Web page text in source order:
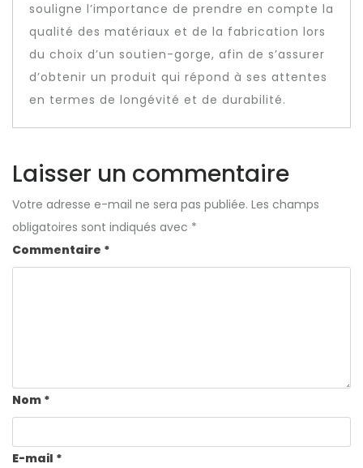
souligne l’importance de prendre en compte la
qualité des matériaux et de la fabrication lors
du choix d’un soutien-gorge, afin de s’assurer
d’obtenir un produit qui répond à ses attentes
en termes de longévité et de durabilité.
Laisser un commentaire
Votre adresse e-mail ne sera pas publiée. Les champs
obligatoires sont indiqués avec *
Commentaire *
Nom *
E-mail *